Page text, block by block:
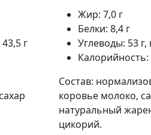
г
Жир: 7,0 г
Белки: 8,4 г
Углеводы: 53 г,
Калорийность:
Состав:
коровье молоко,
натуральный
цикорий.